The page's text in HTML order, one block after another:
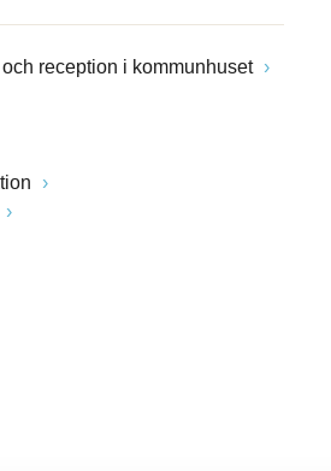
reception i kommunhuset